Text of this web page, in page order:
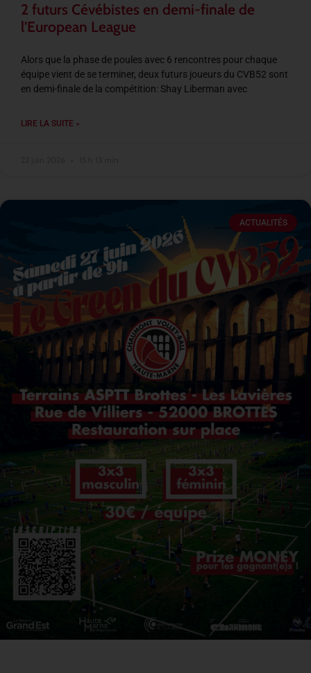
2 futurs Cévébistes en demi-finale de
l’European League
Alors que la phase de poules avec 6 rencontres pour chaque
équipe vient de se terminer, deux futurs joueurs du CVB52 sont
en demi-finale de la compétition: Shay Liberman avec
LIRE LA SUITE »
ACTUALITÉS